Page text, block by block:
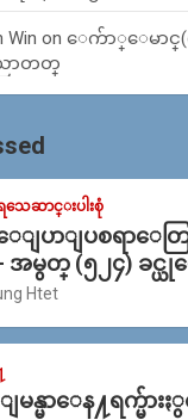
Win on ေက်ာ္ေမာင္(
ာတတ္
သေဆာင္းပါးစုံ
ေျပာျပစရာေ
မွတ္ (၅၂၄) ခင္ယု
Htet
မန္မာေန႔ရက္မ်ား